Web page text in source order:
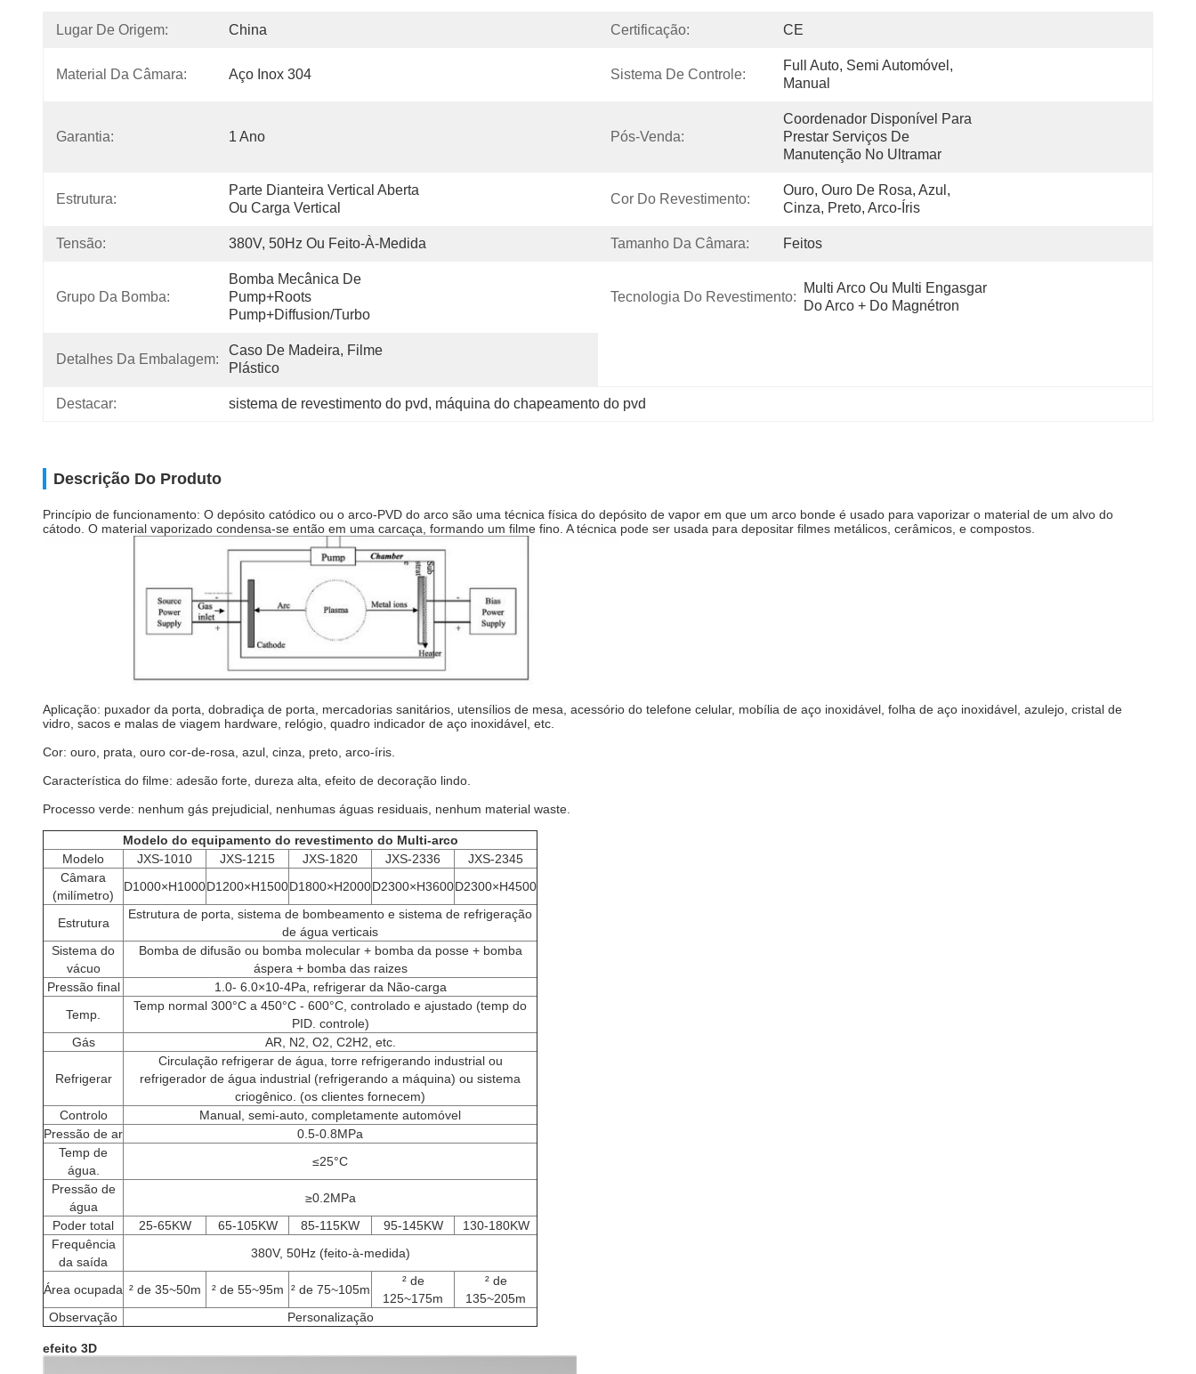
Lugar De Origem: China Certificação: CE
Material Da Câmara: Aço Inox 304 Sistema De Controle:
Full Auto, Semi Automóvel,
Manual
Garantia: 1 Ano Pós-Venda:
Coordenador Disponível Para
Prestar Serviços De
Manutenção No Ultramar
Estrutura:
Parte Dianteira Vertical Aberta
Ou Carga Vertical
Cor Do Revestimento:
Ouro, Ouro De Rosa, Azul,
Cinza, Preto, Arco-Íris
Tensão: 380V, 50Hz Ou Feito-À-Medida Tamanho Da Câmara: Feitos
Grupo Da Bomba:
Bomba Mecânica De
Pump+Roots
Pump+Diffusion/Turbo
Tecnologia Do Revestimento:
Multi Arco Ou Multi Engasgar
Do Arco + Do Magnétron
Detalhes Da Embalagem:
Caso De Madeira, Filme
Plástico
Destacar: sistema de revestimento do pvd, máquina do chapeamento do pvd
Descrição Do Produto
Princípio de funcionamento: O depósito catódico ou o arco-PVD do arco são uma técnica física do depósito de vapor em que um arco bonde é usado para vaporizar o material de um alvo do
cátodo. O material vaporizado condensa-se então em uma carcaça, formando um filme fino. A técnica pode ser usada para depositar filmes metálicos, cerâmicos, e compostos.
Aplicação: puxador da porta, dobradiça de porta, mercadorias sanitários, utensílios de mesa, acessório do telefone celular, mobília de aço inoxidável, folha de aço inoxidável, azulejo, cristal de
vidro, sacos e malas de viagem hardware, relógio, quadro indicador de aço inoxidável, etc.
Cor: ouro, prata, ouro cor-de-rosa, azul, cinza, preto, arco-íris.
Característica do filme: adesão forte, dureza alta, efeito de decoração lindo.
Processo verde: nenhum gás prejudicial, nenhumas águas residuais, nenhum material waste.
Modelo do equipamento do revestimento do Multi-arco
Modelo
JXS-1010 JXS-1215 JXS-1820 JXS-2336
JXS-2345
Câmara
(milímetro)
D1000×H1000D1200×H1500D1800×H2000D2300×H3600D2300×H4500
Estrutura
Estrutura de porta, sistema de bombeamento e sistema de refrigeração
de água verticais
Sistema do
vácuo
Bomba de difusão ou bomba molecular + bomba da posse + bomba
áspera + bomba das raizes
Pressão final
1.0- 6.0×10-4Pa, refrigerar da Não-carga
Temp.
Temp normal 300°C a 450°C - 600°C, controlado e ajustado (temp do
PID. controle)
Gás
AR, N2, O2, C2H2, etc.
Refrigerar
Circulação refrigerar de água, torre refrigerando industrial ou
refrigerador de água industrial (refrigerando a máquina) ou sistema
criogênico. (os clientes fornecem)
Controlo
Manual, semi-auto, completamente automóvel
Pressão de ar
0.5-0.8MPa
Temp de
água.
≤25°C
Pressão de
água
≥0.2MPa
Poder total
25-65KW 65-105KW 85-115KW 95-145KW
130-180KW
Frequência
da saída
380V, 50Hz (feito-à-medida)
Área ocupada ² de 35~50m ² de 55~95m ² de 75~105m
² de
125~175m
² de
135~205m
Observação
Personalização
efeito 3D